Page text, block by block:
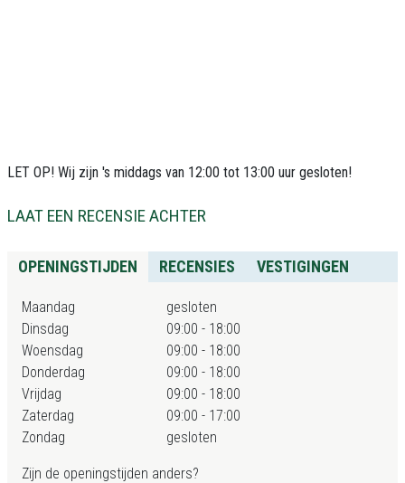
LET OP! Wij zijn 's middags van 12:00 tot 13:00 uur gesloten!
LAAT EEN RECENSIE ACHTER
OPENINGSTIJDEN RECENSIES VESTIGINGEN
Maandag
gesloten
Dinsdag
09:00 - 18:00
Woensdag
09:00 - 18:00
Donderdag
09:00 - 18:00
Vrijdag
09:00 - 18:00
Zaterdag
09:00 - 17:00
Zondag
gesloten
Zijn de openingstijden anders?